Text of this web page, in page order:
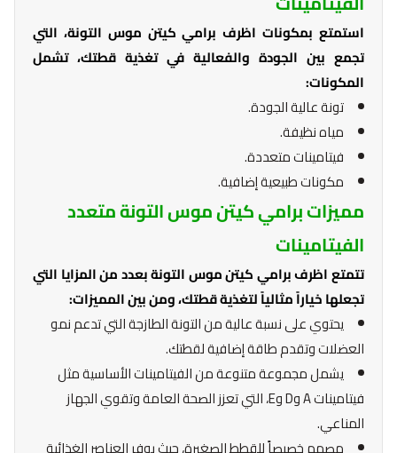
استمتع بمكونات اظرف برامي كيتن موس التونة، التي
تجمع بين الجودة والفعالية في تغذية قطتك، تشمل
المكونات:
تونة عالية الجودة.
مياه نظيفة.
فيتامينات متعددة.
مكونات طبيعية إضافية.
مميزات برامي كيتن موس التونة متعدد
الفيتامينات
تتمتع اظرف برامي كيتن موس التونة بعدد من المزايا التي
تجعلها خياراً مثالياً لتغذية قطتك، ومن بين المميزات:
يحتوي على نسبة عالية من التونة الطازجة التي تدعم نمو
العضلات وتقدم طاقة إضافية لقطتك.
يشمل مجموعة متنوعة من الفيتامينات الأساسية مثل
فيتامينات A وD وE، التي تعزز الصحة العامة وتقوي الجهاز
المناعي.